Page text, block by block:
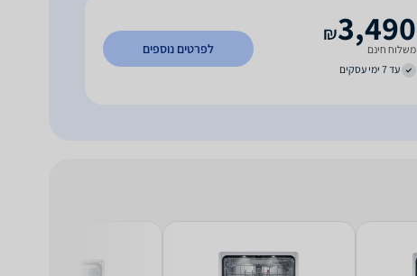
3,490
₪
משלוח חינם
עד 7 ימי עסקים
לפרטים נוספים